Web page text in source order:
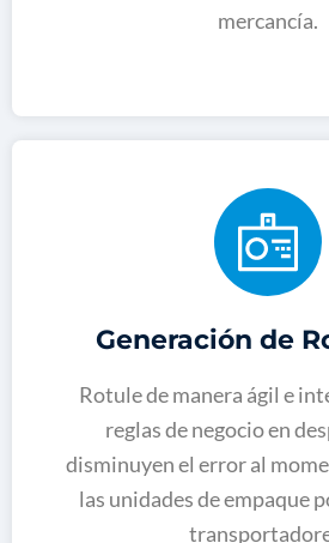
mercancía.
Generación de
Rotule de manera ágil e
reglas de negocio en
disminuyen el error al
las unidades de empaque